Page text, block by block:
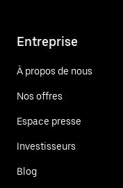
Entreprise
À propos de nous
Nos offres
Espace presse
Investisseurs
Blog